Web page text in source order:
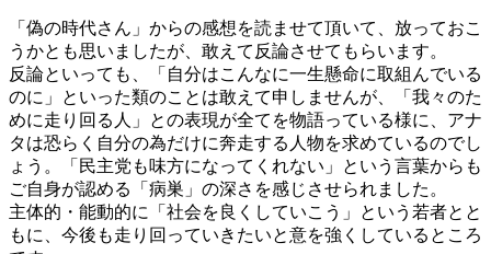
「偽の時代さん」からの感想を読ませて頂いて、放っておこ
うかとも思いましたが、敢えて反論させてもらいます。
反論といっても、「自分はこんなに一生懸命に取組んでいる
のに」といった類のことは敢えて申しませんが、「我々のた
めに走り回る人」との表現が全てを物語っている様に、アナ
タは恐らく自分の為だけに奔走する人物を求めているのでし
ょう。「民主党も味方になってくれない」という言葉からも
ご自身が認める「病巣」の深さを感じさせられました。
主体的・能動的に「社会を良くしていこう」という若者とと
もに、今後も走り回っていきたいと意を強くしているところ